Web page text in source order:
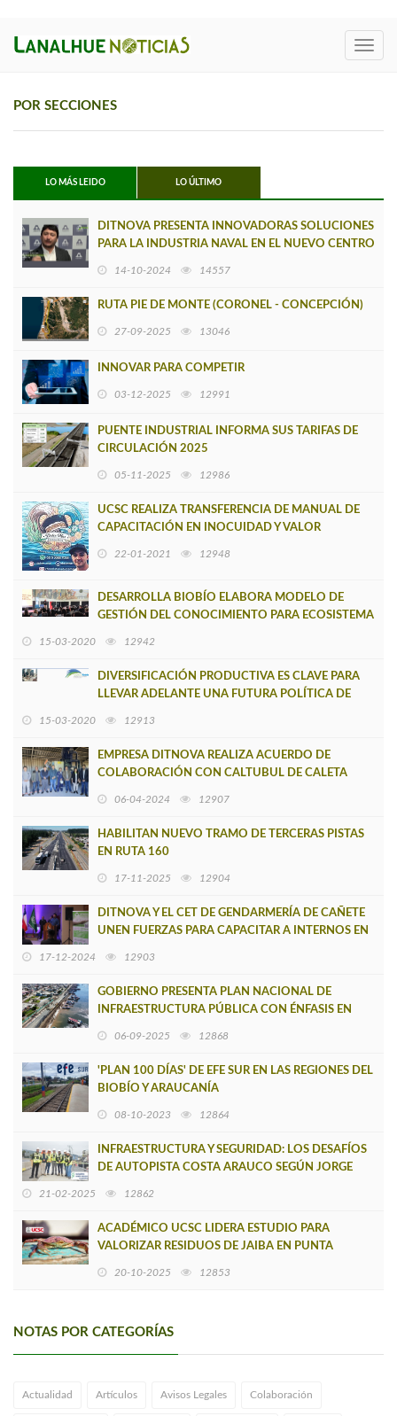
POR SECCIONES
LO MÁS LEIDO LO ÚLTIMO
DITNOVA PRESENTA INNOVADORAS SOLUCIONES
PARA LA INDUSTRIA NAVAL EN EL NUEVO CENTRO
14-10-2024 14557
RUTA PIE DE MONTE (CORONEL - CONCEPCIÓN)
27-09-2025 13046
INNOVAR PARA COMPETIR
03-12-2025 12991
PUENTE INDUSTRIAL INFORMA SUS TARIFAS DE
CIRCULACIÓN 2025
05-11-2025 12986
UCSC REALIZA TRANSFERENCIA DE MANUAL DE
CAPACITACIÓN EN INOCUIDAD Y VALOR
22-01-2021 12948
DESARROLLA BIOBÍO ELABORA MODELO DE
GESTIÓN DEL CONOCIMIENTO PARA ECOSISTEMA
15-03-2020 12942
DIVERSIFICACIÓN PRODUCTIVA ES CLAVE PARA
LLEVAR ADELANTE UNA FUTURA POLÍTICA DE
15-03-2020 12913
EMPRESA DITNOVA REALIZA ACUERDO DE
COLABORACIÓN CON CALTUBUL DE CALETA
06-04-2024 12907
HABILITAN NUEVO TRAMO DE TERCERAS PISTAS
EN RUTA 160
17-11-2025 12904
DITNOVA Y EL CET DE GENDARMERÍA DE CAÑETE
UNEN FUERZAS PARA CAPACITAR A INTERNOS EN
17-12-2024 12903
GOBIERNO PRESENTA PLAN NACIONAL DE
INFRAESTRUCTURA PÚBLICA CON ÉNFASIS EN
06-09-2025 12868
'PLAN 100 DÍAS' DE EFE SUR EN LAS REGIONES DEL
BIOBÍO Y ARAUCANÍA
08-10-2023 12864
INFRAESTRUCTURA Y SEGURIDAD: LOS DESAFÍOS
DE AUTOPISTA COSTA ARAUCO SEGÚN JORGE
21-02-2025 12862
ACADÉMICO UCSC LIDERA ESTUDIO PARA
VALORIZAR RESIDUOS DE JAIBA EN PUNTA
20-10-2025 12853
NOTAS POR CATEGORÍAS
Actualidad Artículos Avisos Legales Colaboración